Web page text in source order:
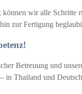
wir alle
zur Fertigung
Betreuung und
in Thailand und